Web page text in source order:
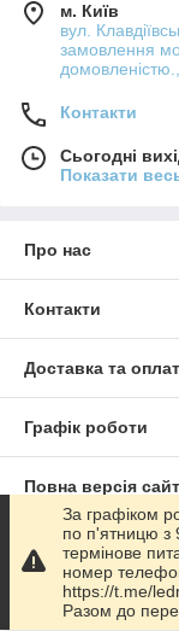
м. Київ
вул.
замовлення
Контакти
Сьогодні
Показати
Про нас
Контакти
Доставка та
Графік роботи
Повна версія
Сайт створено
Політика
За графіком
по п'ятницю з
термінове
номер
https://t.me/
Разом до